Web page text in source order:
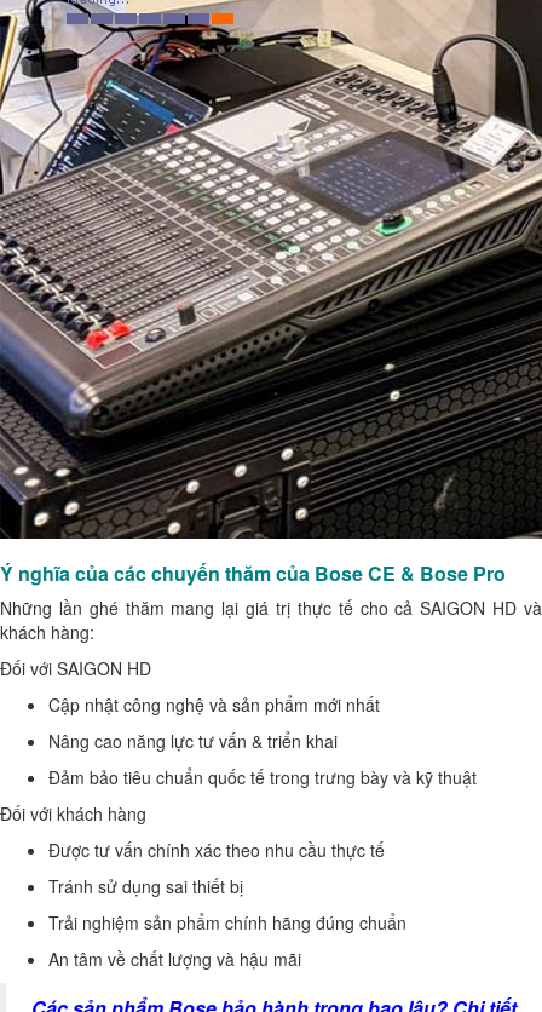
Ý nghĩa của các chuyến thăm của Bose CE & Bose Pro
Những lần ghé thăm mang lại giá trị thực tế cho cả SAIGON HD và
khách hàng:
Đối với SAIGON HD
Cập nhật công nghệ và sản phẩm mới nhất
Nâng cao năng lực tư vấn & triển khai
Đảm bảo tiêu chuẩn quốc tế trong trưng bày và kỹ thuật
Đối với khách hàng
Được tư vấn chính xác theo nhu cầu thực tế
Tránh sử dụng sai thiết bị
Trải nghiệm sản phẩm chính hãng đúng chuẩn
An tâm về chất lượng và hậu mãi